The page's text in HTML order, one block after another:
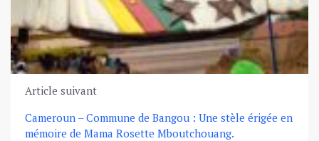
Article suivant
Cameroun – Commune de Bangou : Une stèle érigée en
mémoire de Mama Rosette Mboutchouang.